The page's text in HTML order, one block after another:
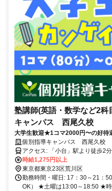
塾講師(英語・数学など2科
キャンパス 西尾久校
大学生歓迎★1コマ2000円〜の好待
「あと1コマ増やしたい」が叶う♪
OK◎
個別指導キャンパス 西尾久校
アクセス: 「小台」駅より徒歩2分
時給1,275円以上
東京都東京23区荒川区
勤務時間・曜日: 17：30～21：
OK） ★土曜は13:00～18:50 ★時